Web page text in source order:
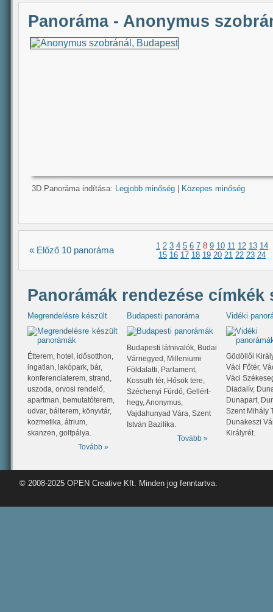
Panoráma - Anonymus
3D Panoráma indítása: Legjobb minőség Közepes minőség
« Előző 10 panoráma 1 2 3 4 5 6 7 8 9 10 11 12 13 14
15 16 17 18 19 20 21 22 23 24
Panorámák rendezése címkék
Megrendelésre készült
Étterem, hotel, idősotthon,
ingatlan, lakópark, bár,
konferenciaterem, strand,
uszoda, orvosi rendelő,
apartman, bemutatóterem,
udvar, bálterem, könyvtár,
kozmetika, átrium,
skanzen, golfpálya.
Tovább »
Budapesti panoráma
Budapesti látnivalók, Budai
Várnegyed, Milleniumi
Földalatti, Parlament,
Kossuth tér, Hősök tere,
Széchenyi Fürdő, Gellért-
hegy, Anonymus,
Vajdahunyad Vára, Szent
István Bazilika.
Tovább »
Vidéki
Gödöllői
Váci Főtér,
Váci
Diadalív,
Dunapart,
Szent Mihály
Dunakeszi
Királyrét.
© 2008-2025 OPEN Creative Kft. Minden jog fenntartva.